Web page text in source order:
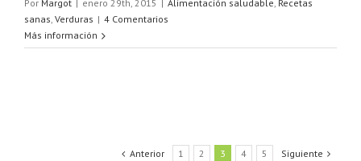
Por Margot | enero 29th, 2015 | Alimentación saludable, Recetas
sanas, Verduras | 4 Comentarios
Más información
Anterior 1 2 3 4 5 Siguiente